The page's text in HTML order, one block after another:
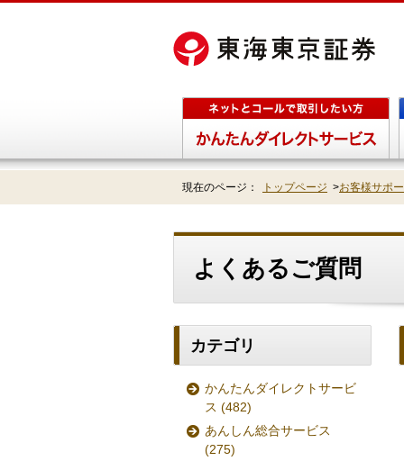
現在のページ： トップページ >お客様サポ
よくあるご質問
カテゴリ
かんたんダイレクトサービ
ス (482)
あんしん総合サービス
(275)